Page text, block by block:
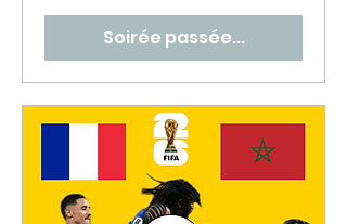
Soirée passée...